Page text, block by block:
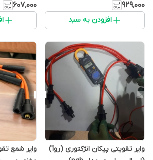
۹۲۹٬۰۰۰
افزودن به سبد
۶۰۷٬۰۰۰
وایر تقویتی پیکان انژکتوری (روآ)
وایر شمع